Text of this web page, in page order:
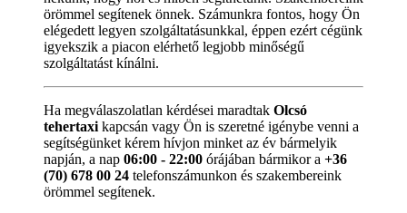
örömmel segítenek önnek. Számunkra fontos, hogy Ön
elégedett legyen szolgáltatásunkkal, éppen ezért cégünk
igyekszik a piacon elérhető legjobb minőségű
szolgáltatást kínálni.
Ha megválaszolatlan kérdései maradtak Olcsó
tehertaxi kapcsán vagy Ön is szeretné igénybe venni a
segítségünket kérem hívjon minket az év bármelyik
napján, a nap 06:00 - 22:00 órájában bármikor a +36
(70) 678 00 24 telefonszámunkon és szakembereink
örömmel segítenek.